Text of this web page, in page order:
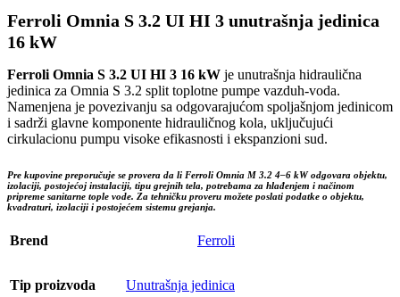
Ferroli Omnia S 3.2 UI HI 3 unutrašnja jedinica
16 kW
Ferroli Omnia S 3.2 UI HI 3 16 kW je unutrašnja hidraulična
jedinica za Omnia S 3.2 split toplotne pumpe vazduh-voda.
Namenjena je povezivanju sa odgovarajućom spoljašnjom jedinicom
i sadrži glavne komponente hidrauličnog kola, uključujući
cirkulacionu pumpu visoke efikasnosti i ekspanzioni sud.
Pre kupovine preporučuje se provera da li Ferroli Omnia M 3.2 4–6 kW odgovara objektu,
izolaciji, postojećoj instalaciji, tipu grejnih tela, potrebama za hlađenjem i načinom
pripreme sanitarne tople vode. Za tehničku proveru možete poslati podatke o objektu,
kvadraturi, izolaciji i postojećem sistemu grejanja.
Brend Ferroli
Tip proizvoda Unutrašnja jedinica